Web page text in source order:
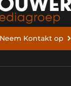
Kontakt op